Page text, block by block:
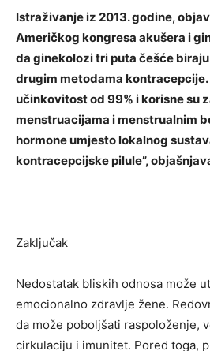
Istraživanje iz 2013. godine,
Američkog kongresa akušera i
da ginekolozi tri puta češće
drugim metodama kontracepcije.
učinkovitost od 99% i korisne su
menstruacijama i menstrualnim
hormone umjesto lokalnog
kontracepcijske pilule”,
Zaključak
Nedostatak bliskih odnosa može
emocionalno zdravlje žene.
da može poboljšati raspoloženje,
cirkulaciju i imunitet. Pored toga,